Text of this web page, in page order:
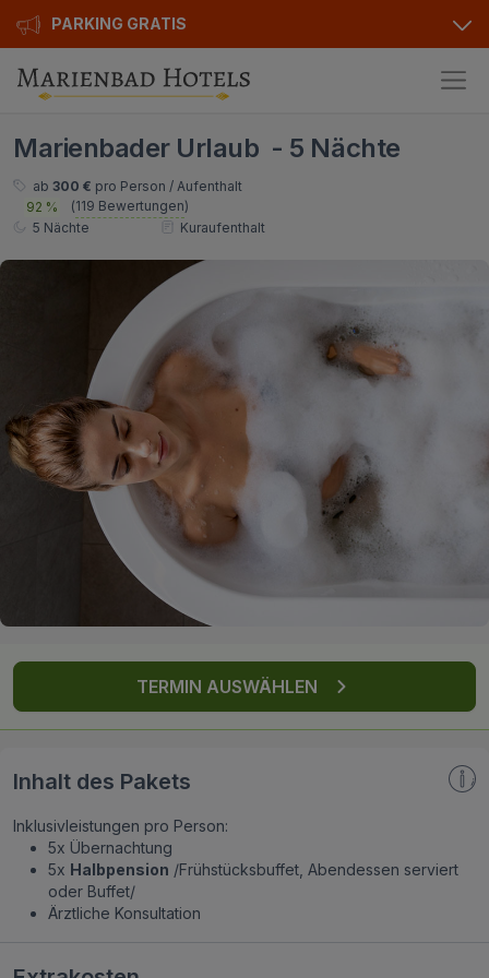
PARKING GRATIS
Hotels
Kurhotels
Ensana Hotels
Orea Hotels
Geschenkgutscheine
Sonderangebot
Kontakt
Über uns
Privat Transfer
FAQ
Marienbader Urlaub - 5 Nächte
ab 300 € pro Person / Aufenthalt
92 %
(119 Bewertungen)
5 Nächte
Kuraufenthalt
TERMIN AUSWÄHLEN
Inhalt des Pakets
Inklusivleistungen pro Person:
5x Übernachtung
5x Halbpension /Frühstücksbuffet, Abendessen serviert
oder Buffet/
Ärztliche Konsultation